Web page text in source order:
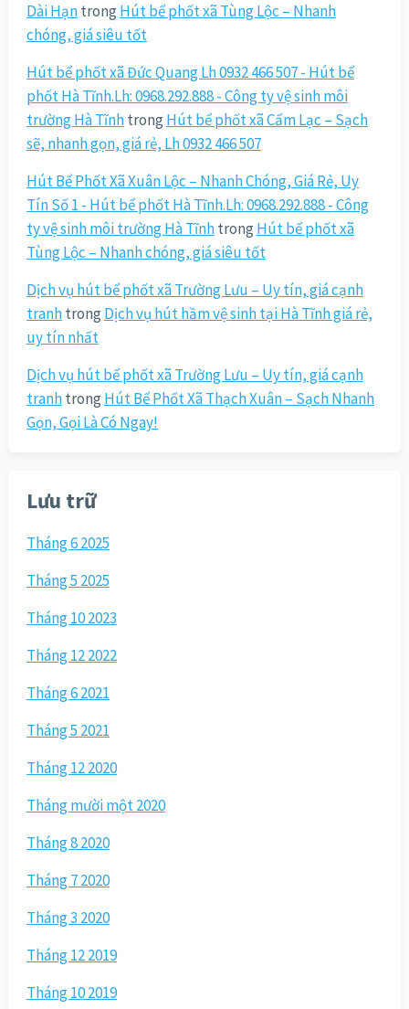
Dài Hạntrong Hút bể phốt xã Tùng Lộc – Nhanh
chóng, giá siêu tốt
Hút bể phốt xã Đức Quang Lh 0932 466 507 - Hút bể
phốt Hà Tĩnh.Lh: 0968.292.888 - Công ty vệ sinh môi
trường Hà Tĩnhtrong Hút bể phốt xã Cẩm Lạc – Sạch
sẽ, nhanh gọn, giá rẻ, Lh 0932 466 507
Hút Bể Phốt Xã Xuân Lộc – Nhanh Chóng, Giá Rẻ, Uy
Tín Số 1 - Hút bể phốt Hà Tĩnh.Lh: 0968.292.888 - Công
ty vệ sinh môi trường Hà Tĩnhtrong Hút bể phốt xã
Tùng Lộc – Nhanh chóng, giá siêu tốt
Dịch vụ hút bể phốt xã Trường Lưu – Uy tín, giá cạnh
tranhtrong Dịch vụ hút hầm vệ sinh tại Hà Tĩnh giá rẻ,
uy tín nhất
Dịch vụ hút bể phốt xã Trường Lưu – Uy tín, giá cạnh
tranhtrong Hút Bể Phốt Xã Thạch Xuân – Sạch Nhanh
Gọn, Gọi Là Có Ngay!
Lưu trữ
Tháng 6 2025
Tháng 5 2025
Tháng 10 2023
Tháng 12 2022
Tháng 6 2021
Tháng 5 2021
Tháng 12 2020
Tháng mười một 2020
Tháng 8 2020
Tháng 7 2020
Tháng 3 2020
Tháng 12 2019
Tháng 10 2019